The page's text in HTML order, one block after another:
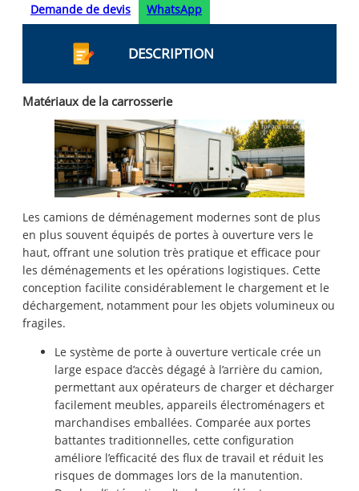
Demande de devis WhatsApp
DESCRIPTION
Matériaux de la carrosserie
Les camions de déménagement modernes sont de plus
en plus souvent équipés de portes à ouverture vers le
haut, offrant une solution très pratique et efficace pour
les déménagements et les opérations logistiques. Cette
conception facilite considérablement le chargement et le
déchargement, notamment pour les objets volumineux ou
fragiles.
Le système de porte à ouverture verticale crée un
large espace d’accès dégagé à l’arrière du camion,
permettant aux opérateurs de charger et décharger
facilement meubles, appareils électroménagers et
marchandises emballées. Comparée aux portes
battantes traditionnelles, cette configuration
améliore l’efficacité des flux de travail et réduit les
risques de dommages lors de la manutention.